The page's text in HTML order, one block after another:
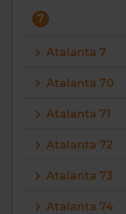
7
Atalanta 7
Atalanta 70
Atalanta 71
Atalanta 72
Atalanta 73
Atalanta 74